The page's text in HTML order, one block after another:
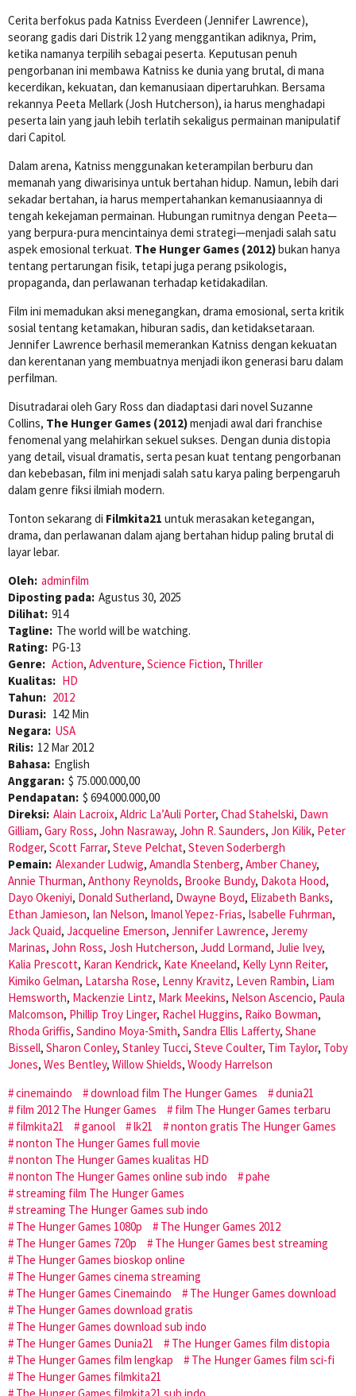
Cerita berfokus pada Katniss Everdeen (Jennifer Lawrence),
seorang gadis dari Distrik 12 yang menggantikan adiknya, Prim,
ketika namanya terpilih sebagai peserta. Keputusan penuh
pengorbanan ini membawa Katniss ke dunia yang brutal, di mana
kecerdikan, kekuatan, dan kemanusiaan dipertaruhkan. Bersama
rekannya Peeta Mellark (Josh Hutcherson), ia harus menghadapi
peserta lain yang jauh lebih terlatih sekaligus permainan manipulatif
dari Capitol.
Dalam arena, Katniss menggunakan keterampilan berburu dan
memanah yang diwarisinya untuk bertahan hidup. Namun, lebih dari
sekadar bertahan, ia harus mempertahankan kemanusiaannya di
tengah kekejaman permainan. Hubungan rumitnya dengan Peeta—
yang berpura-pura mencintainya demi strategi—menjadi salah satu
aspek emosional terkuat. The Hunger Games (2012)bukan hanya
tentang pertarungan fisik, tetapi juga perang psikologis,
propaganda, dan perlawanan terhadap ketidakadilan.
Film ini memadukan aksi menegangkan, drama emosional, serta kritik
sosial tentang ketamakan, hiburan sadis, dan ketidaksetaraan.
Jennifer Lawrence berhasil memerankan Katniss dengan kekuatan
dan kerentanan yang membuatnya menjadi ikon generasi baru dalam
perfilman.
Disutradarai oleh Gary Ross dan diadaptasi dari novel Suzanne
Collins, The Hunger Games (2012)menjadi awal dari franchise
fenomenal yang melahirkan sekuel sukses. Dengan dunia distopia
yang detail, visual dramatis, serta pesan kuat tentang pengorbanan
dan kebebasan, film ini menjadi salah satu karya paling berpengaruh
dalam genre fiksi ilmiah modern.
Tonton sekarang di Filmkita21 untuk merasakan ketegangan,
drama, dan perlawanan dalam ajang bertahan hidup paling brutal di
layar lebar.
Oleh: adminfilm
Diposting pada: Agustus 30, 2025
Dilihat: 914
Tagline: The world will be watching.
Rating: PG-13
Genre: Action, Adventure, Science Fiction, Thriller
Kualitas: HD
Tahun: 2012
Durasi: 142 Min
Negara: USA
Rilis: 12 Mar 2012
Bahasa: English
Anggaran: $ 75.000.000,00
Pendapatan: $ 694.000.000,00
Direksi: Alain Lacroix, Aldric La’Auli Porter, Chad Stahelski, Dawn
Gilliam, Gary Ross, John Nasraway, John R. Saunders, Jon Kilik, Peter
Rodger, Scott Farrar, Steve Pelchat, Steven Soderbergh
Pemain: Alexander Ludwig, Amandla Stenberg, Amber Chaney,
Annie Thurman, Anthony Reynolds, Brooke Bundy, Dakota Hood,
Dayo Okeniyi, Donald Sutherland, Dwayne Boyd, Elizabeth Banks,
Ethan Jamieson, Ian Nelson, Imanol Yepez-Frias, Isabelle Fuhrman,
Jack Quaid, Jacqueline Emerson, Jennifer Lawrence, Jeremy
Marinas, John Ross, Josh Hutcherson, Judd Lormand, Julie Ivey,
Kalia Prescott, Karan Kendrick, Kate Kneeland, Kelly Lynn Reiter,
Kimiko Gelman, Latarsha Rose, Lenny Kravitz, Leven Rambin, Liam
Hemsworth, Mackenzie Lintz, Mark Meekins, Nelson Ascencio, Paula
Malcomson, Phillip Troy Linger, Rachel Huggins, Raiko Bowman,
Rhoda Griffis, Sandino Moya-Smith, Sandra Ellis Lafferty, Shane
Bissell, Sharon Conley, Stanley Tucci, Steve Coulter, Tim Taylor, Toby
Jones, Wes Bentley, Willow Shields, Woody Harrelson
cinemaindo
download film The Hunger Games
dunia21
film 2012 The Hunger Games
film The Hunger Games terbaru
filmkita21
ganool lk21
nonton gratis The Hunger Games
nonton The Hunger Games full movie
nonton The Hunger Games kualitas HD
nonton The Hunger Games online sub indo
pahe
streaming film The Hunger Games
streaming The Hunger Games sub indo
The Hunger Games 1080p
The Hunger Games 2012
The Hunger Games 720p
The Hunger Games best streaming
The Hunger Games bioskop online
The Hunger Games cinema streaming
The Hunger Games Cinemaindo
The Hunger Games download
The Hunger Games download gratis
The Hunger Games download sub indo
The Hunger Games Dunia21
The Hunger Games film distopia
The Hunger Games film lengkap
The Hunger Games film sci-fi
The Hunger Games filmkita21